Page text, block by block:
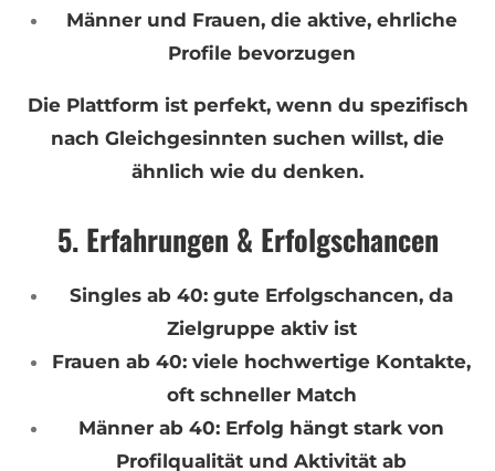
Männer und Frauen, die aktive, ehrliche
Profile bevorzugen
Die Plattform ist perfekt, wenn du spezifisch
nach Gleichgesinnten suchen willst, die
ähnlich wie du denken.
5. Erfahrungen & Erfolgschancen
Singles ab 40: gute Erfolgschancen, da
Zielgruppe aktiv ist
Frauen ab 40: viele hochwertige Kontakte,
oft schneller Match
Männer ab 40: Erfolg hängt stark von
Profilqualität und Aktivität ab